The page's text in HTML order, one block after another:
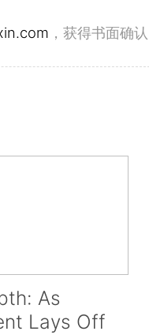
，获得书面确认
As
Lays Off